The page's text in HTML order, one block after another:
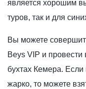
является хорошим
туров, так и для
Вы можете
Beys VIP и
бухтах Кемера. Если
жарко, то можете